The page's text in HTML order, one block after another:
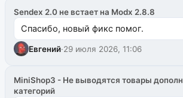
Sendex 2.0 не встает на Modx 2.8.8
Спасибо, новый фикс помог.
Евгений·29 июля 2026, 11:06
MiniShop3 - Не выводятся товары
категорий